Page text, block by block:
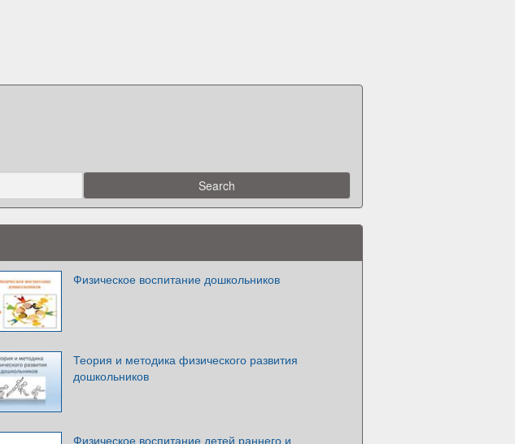
Физическое воспитание дошкольников
Теория и методика физического развития
дошкольников
Физическое воспитание детей раннего и